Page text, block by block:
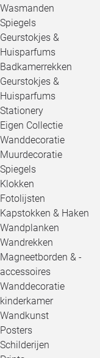
Wasmanden
Spiegels
Geurstokjes &
Huisparfums
Badkamerrekken
Geurstokjes &
Huisparfums
Stationery
Eigen Collectie
Wanddecoratie
Muurdecoratie
Spiegels
Klokken
Fotolijsten
Kapstokken & Haken
Wandplanken
Wandrekken
Magneetborden & -
accessoires
Wanddecoratie
kinderkamer
Wandkunst
Posters
Schilderijen